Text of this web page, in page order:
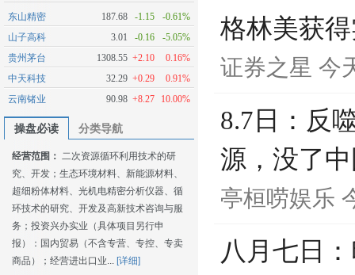
东山精密 187.68 -1.15
-0.61%
山子高科
3.01 -0.16
-5.05%
贵州茅台
1308.55 +2.10
0.16%
中天科技
32.29 +0.29
0.91%
云南锗业
90.98 +8.27 10.00%
操盘必读 分类导航
经营范围： 二次资源循环利用技术的研
究、开发；生态环境材料、新能源材料、
超细粉体材料、光机电精密分析仪器、循
环技术的研究、开发及高新技术咨询与服
务；投资兴办实业（具体项目另行申
报）：国内贸易（不含专营、专控、专卖
商品）；经营进出口业... [详细]
格林美获
证券之星 今
8.7日：反
源，没了
亭桓唠娱乐
八月七日